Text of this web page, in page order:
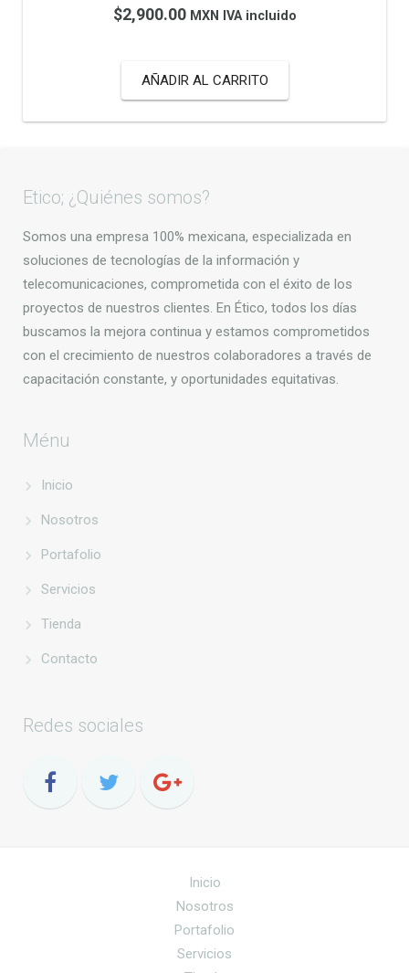
$2,900.00 MXN IVA incluido
AÑADIR AL CARRITO
Etico; ¿Quiénes somos?
Somos una empresa 100% mexicana, especializada en
soluciones de tecnologías de la información y
telecomunicaciones, comprometida con el éxito de los
proyectos de nuestros clientes. En Ético, todos los días
buscamos la mejora continua y estamos comprometidos
con el crecimiento de nuestros colaboradores a través de
capacitación constante, y oportunidades equitativas.
Ménu
Inicio
Nosotros
Portafolio
Servicios
Tienda
Contacto
Redes sociales
Inicio
Nosotros
Portafolio
Servicios